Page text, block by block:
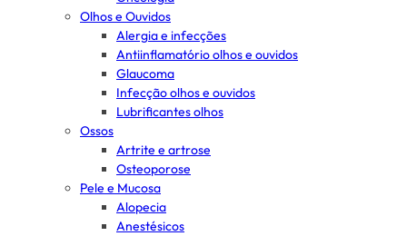
Olhos e Ouvidos
Alergia e infecções
Antiinflamatório olhos e ouvidos
Glaucoma
Infecção olhos e ouvidos
Lubrificantes olhos
Ossos
Artrite e artrose
Osteoporose
Pele e Mucosa
Alopecia
Anestésicos